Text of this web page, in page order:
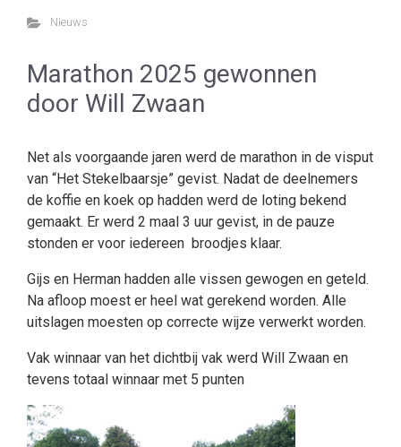
Nieuws
Marathon 2025 gewonnen
door Will Zwaan
Net als voorgaande jaren werd de marathon in de visput
van “Het Stekelbaarsje” gevist. Nadat de deelnemers
de koffie en koek op hadden werd de loting bekend
gemaakt. Er werd 2 maal 3 uur gevist, in de pauze
stonden er voor iedereen broodjes klaar.
Gijs en Herman hadden alle vissen gewogen en geteld.
Na afloop moest er heel wat gerekend worden. Alle
uitslagen moesten op correcte wijze verwerkt worden.
Vak winnaar van het dichtbij vak werd Will Zwaan en
tevens totaal winnaar met 5 punten